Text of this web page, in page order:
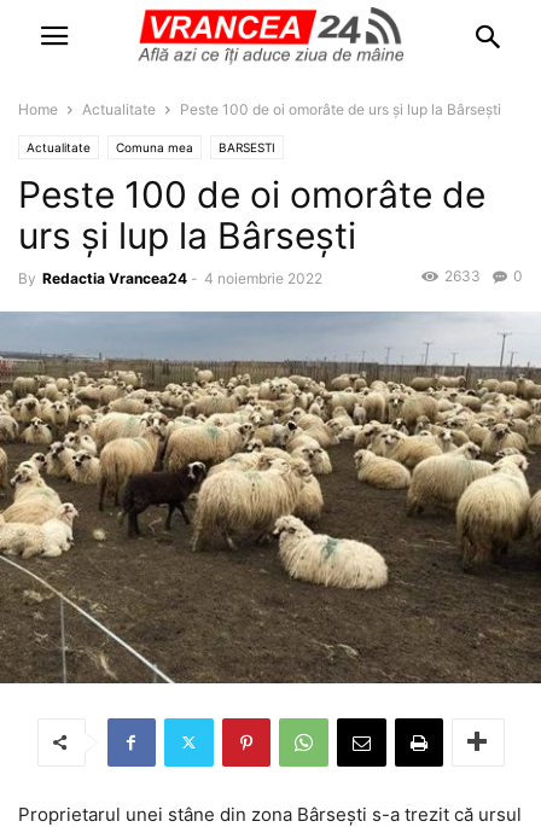
Home Actualitate Peste 100 de oi omorâte de urs și lup la Bârsești
Actualitate Comuna mea BARSESTI
Peste 100 de oi omorâte de
urs și lup la Bârsești
By Redactia Vrancea24 - 4 noiembrie 2022 0
2633
Proprietarul unei stâne din zona Bârsești s-a trezit că ursul